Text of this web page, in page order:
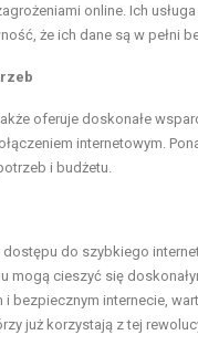
online. Ich
że ich dane są w pełni
oferuje doskonałe
internetowym.
i budżetu.
do szybkiego
mogą cieszyć się
bezpiecznym internecie,
już korzystają z tej